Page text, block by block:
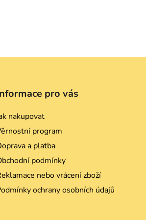
pro vás
nakupovat
program
a platba
podmínky
nebo vrácení zboží
ochrany osobních údajů